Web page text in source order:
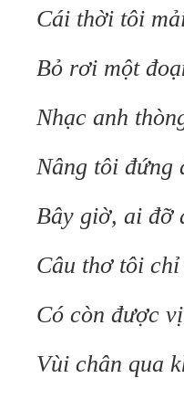
Cái thời tôi
Bỏ rơi một
Nhạc anh
Nâng tôi đứng
Bây giờ, ai đỡ
Câu thơ tôi
Có còn được
Vùi chân qua